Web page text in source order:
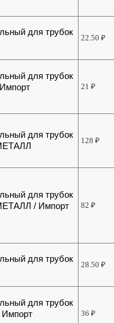
для трубок
22.50₽
для трубок
21₽
для трубок
128₽
для трубок
/ Импорт
82₽
для трубок
28.50₽
для трубок
Импорт
36₽